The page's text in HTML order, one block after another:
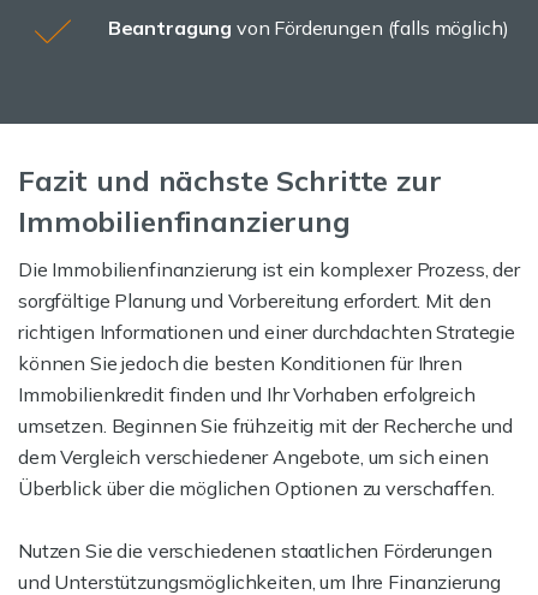
Beantragung von Förderungen (falls möglich)
Fazit und nächste Schritte zur
Immobilienfinanzierung
Die Immobilienfinanzierung ist ein komplexer Prozess, der
sorgfältige Planung und Vorbereitung erfordert. Mit den
richtigen Informationen und einer durchdachten Strategie
können Sie jedoch die besten Konditionen für Ihren
Immobilienkredit finden und Ihr Vorhaben erfolgreich
umsetzen. Beginnen Sie frühzeitig mit der Recherche und
dem Vergleich verschiedener Angebote, um sich einen
Überblick über die möglichen Optionen zu verschaffen.
Nutzen Sie die verschiedenen staatlichen Förderungen
und Unterstützungsmöglichkeiten, um Ihre Finanzierung